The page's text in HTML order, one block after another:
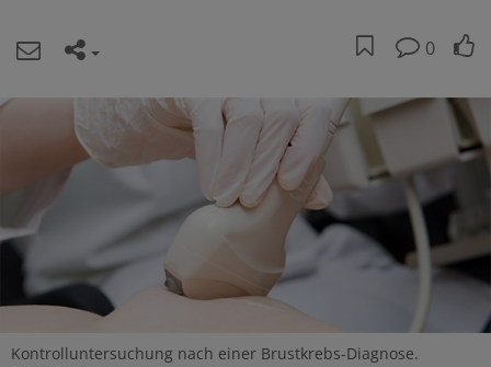
0
Kontrolluntersuchung nach einer Brustkrebs-Diagnose.